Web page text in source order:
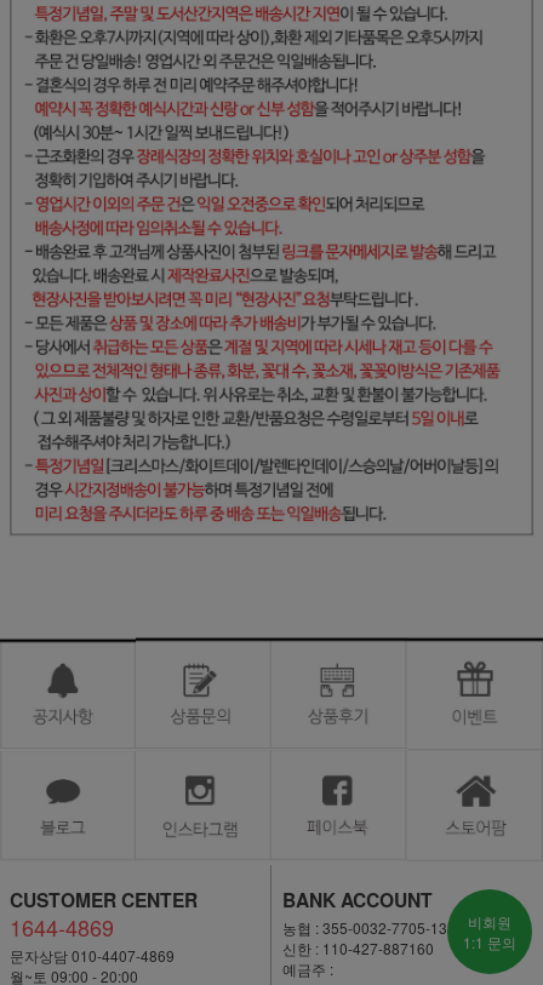
CUSTOMER CENTER
1644-4869
문자상담 010-4407-4869
월~토 09:00 - 20:00
BANK ACCOUNT
농협 : 355-0032-7705-13
신한 : 110-427-887160
예금주 :
비회원
1:1 문의